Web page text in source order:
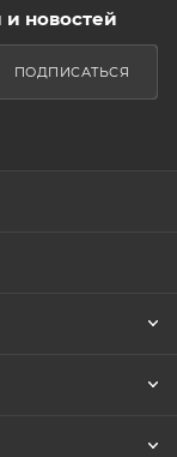
новостей
ПОДПИСАТЬСЯ